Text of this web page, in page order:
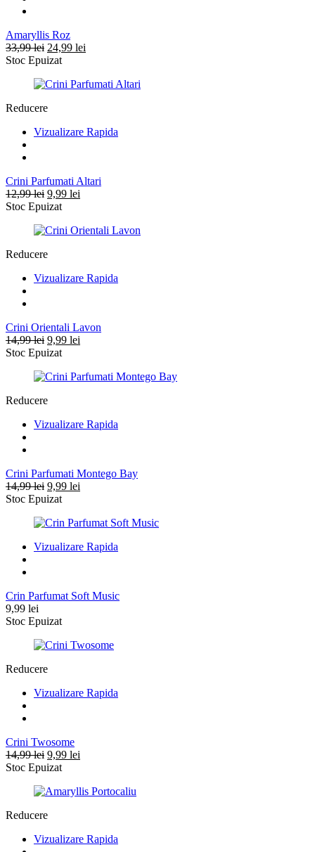
Amaryllis Roz
33,99lei Prețul
inițial
fost:
24,99 lei
24,99 lei.
Stoc Epuizat
Reducere
Vizualizare Rapida
Crini Parfumati Altari
12,99lei Prețul
inițial
fost:
9,99 lei
9,99 lei.
Stoc Epuizat
Reducere
Vizualizare Rapida
Crini Orientali Lavon
14,99lei Prețul
inițial
fost:
9,99 lei
9,99 lei.
Stoc Epuizat
Reducere
Vizualizare Rapida
Crini Parfumati Montego Bay
14,99lei Prețul
inițial
fost:
9,99 lei
9,99 lei.
Stoc Epuizat
Vizualizare Rapida
Crin Parfumat Soft Music
9,99 lei
Stoc Epuizat
Reducere
Vizualizare Rapida
Crini Twosome
14,99lei Prețul
inițial
fost:
9,99 lei
9,99 lei.
Stoc Epuizat
Reducere
Vizualizare Rapida